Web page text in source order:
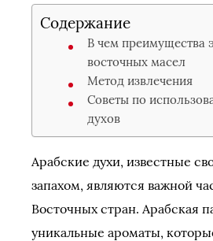
Содержание
В чем преимущества
восточных масел
Метод извлечения
Советы по
духов
Арабские духи, известные
запахом, являются важной
Восточных стран. Арабская
уникальные ароматы,